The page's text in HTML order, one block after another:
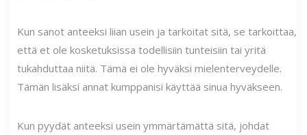
Kun sanot anteeksi liian usein ja tarkoitat sitä, se tarkoittaa,
että et ole kosketuksissa todellisiin tunteisiin tai yritä
tukahduttaa niitä. Tämä ei ole hyväksi mielenterveydelle.
Tämän lisäksi annat kumppanisi käyttää sinua hyväkseen.
Kun pyydät anteeksi usein ymmärtämättä sitä, johdat